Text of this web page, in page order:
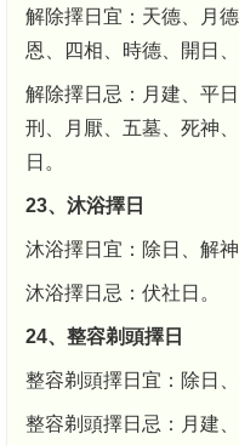
解除擇日宜：天德、月
恩、四相、時德、開日
解除擇日忌：月建、平
刑、月厭、五墓、死神
日。
23、沐浴擇日
沐浴擇日宜：除日、解
沐浴擇日忌：伏社日。
24、整容剃頭擇日
整容剃頭擇日宜：除日、
整容剃頭擇日忌：月建